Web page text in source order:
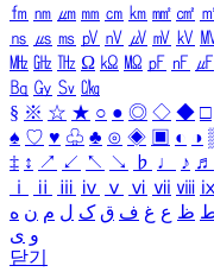
㎙ ㎚ ㎛ ㎜ ㎝ ㎞ ㎟ ㎠
㎱ ㎲ ㎳ ㎴ ㎵ ㎶ ㎷ ㎸
㎒ ㎓ ㎔ Ω ㏀ ㏁ ㎊ ㎋ ㎌
㏃ ㏉ ㏜ ㏆
§ ※ ☆ ★ ○ ● ◎ ◇ ◆ □
♠ ♡ ♥ ♧ ♣ ⊙ ◈ ▣ ◐ ◑
‡ ↕ ↗ ↙ ↖ ↘ ♭ ♩ ♪ ♬
ⅰ
ⅱ ⅲ ⅳ ⅴ ⅵ ⅶ ⅷ ⅸ
ظ ع غ ف ق ک ل م ن ه
و ی
닫기